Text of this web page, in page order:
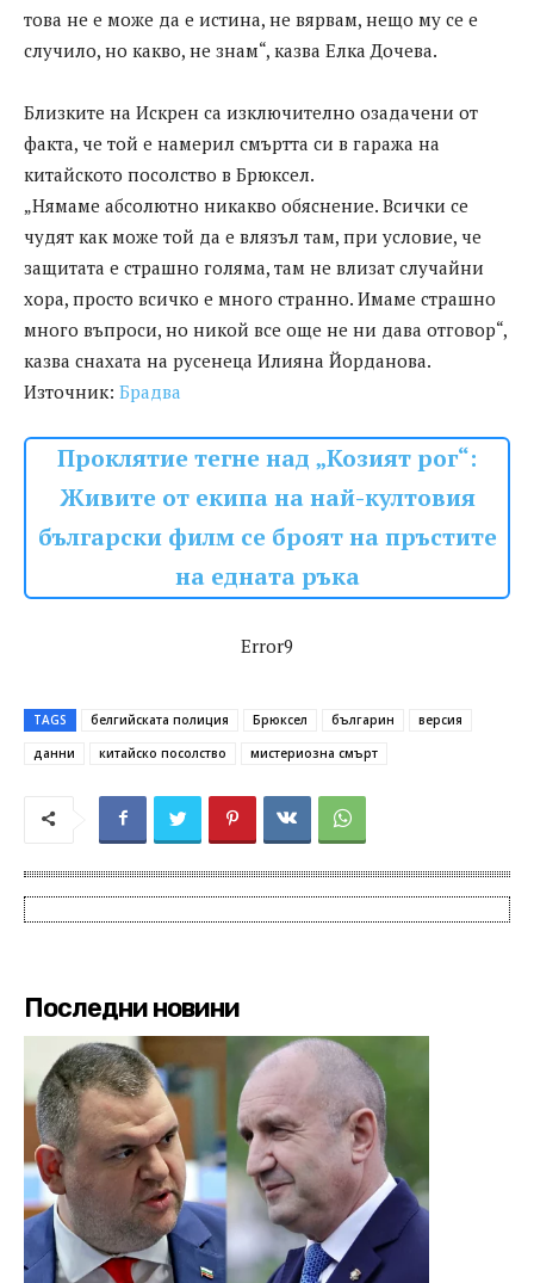
това не е може да е истина, не вярвам, нещо му се е
случило, но какво, не знам“, казва Елка Дочева.
Близките на Искрен са изключително озадачени от
факта, че той е намерил смъртта си в гаража на
китайското посолство в Брюксел.
„Нямаме абсолютно никакво обяснение. Всички се
чудят как може той да е влязъл там, при условие, че
защитата е страшно голяма, там не влизат случайни
хора, просто всичко е много странно. Имаме страшно
много въпроси, но никой все още не ни дава отговор“,
казва снахата на русенеца Илияна Йорданова.
Източник: Брадва
Проклятие тегне над „Козият рог“:
Живите от екипа на най-култовия
български филм се броят на пръстите
на едната ръка
Error9
TAGS белгийската полиция Брюксел българин
версия
данни
китайско посолство мистериозна смърт
Последни новини